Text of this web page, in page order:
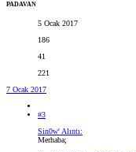
PADAVAN
5 Ocak 2017
186
41
221
7 Ocak 2017
#3
Sin0w' Alıntı:
Merhaba;